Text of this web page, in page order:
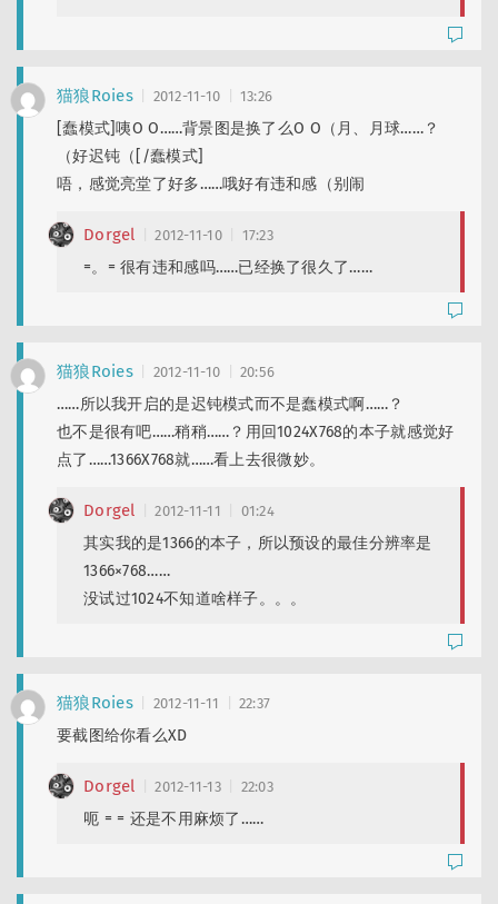
猫狼Roies 2012-11-10 13:26
[蠢模式]咦O O……背景图是换了么O O（月、月球……？
（好迟钝（[/蠢模式]
唔，感觉亮堂了好多……哦好有违和感（别闹
Dorgel 2012-11-10 17:23
=。= 很有违和感吗……已经换了很久了……
猫狼Roies 2012-11-10 20:56
……所以我开启的是迟钝模式而不是蠢模式啊……？
也不是很有吧……稍稍……？用回1024X768的本子就感觉好
点了……1366X768就……看上去很微妙。
Dorgel 2012-11-11 01:24
其实我的是1366的本子，所以预设的最佳分辨率是
1366×768……
没试过1024不知道啥样子。。。
猫狼Roies 2012-11-11 22:37
要截图给你看么XD
Dorgel 2012-11-13 22:03
呃 = = 还是不用麻烦了……